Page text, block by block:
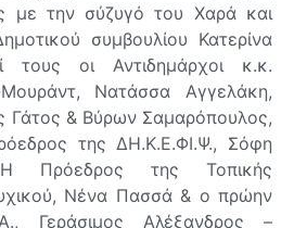
με την σύζυγό του Χαρά και
συμβουλίου Κατερίνα
τους οι Αντιδημάρχοι κ.κ.
Μουράντ, Νατάσσα Αγγελάκη,
Γάτος & Βύρων Σαμαρόπουλος,
της ΔΗ.Κ.Ε.ΦΙ.Ψ., Σόφη
Η Πρόεδρος της Τοπικής
Νένα Πασσά & ο πρώην
Γεράσιμος Αλέξανδρος –